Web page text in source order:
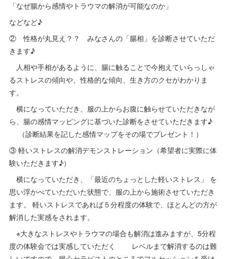
「なぜ腸から感情やトラウマの解消が可能なのか」
などなど♪
② 性格が丸見え？？ みなさんの「腸相」を診断させていただ
きます♪
人相や手相があるように、腸に触ることで今抱えていらっしゃ
るストレスの傾向や、性格的な傾向、生き方のクセがわかりま
す。
横になっていただき、服の上からお腹に触らせていただきなが
ら、腸の感情マッピングに基づいた診断をさせていただきます♪
（診断結果を記した感情マップをその場でプレゼント！）
③ 軽いストレスの解消デモンストレーション（希望者に実際に体
験いただきます♪）
横になっていただき、「最近のちょっとした軽いストレス」 を
思い浮かべていただいた状態で、服の上から施術させていただき
ます。 軽いストレスであれば５分程度の体験で、ほとんどの方が
解消した実感をされます。
※大きなストレスやトラウマの場合も解消は進みますが、5分程
度の体験会では実感していただく レベルまで解消するのは難